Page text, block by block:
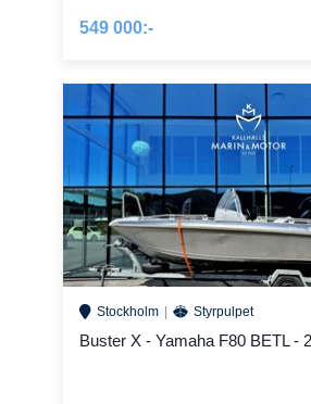
549 000:-
Stockholm Styrpulpet
Buster X - Yamaha F80 BETL -